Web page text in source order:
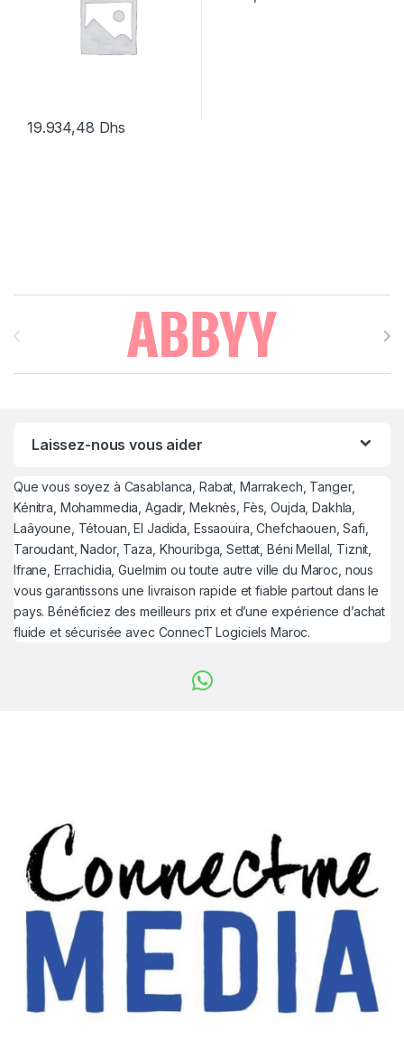
19.934,48 Dhs
Brands Carousel
Laissez-nous vous aider
Que vous soyez à Casablanca, Rabat, Marrakech, Tanger,
Kénitra, Mohammedia, Agadir, Meknès, Fès, Oujda, Dakhla,
Laâyoune, Tétouan, El Jadida, Essaouira, Chefchaouen, Safi,
Taroudant, Nador, Taza, Khouribga, Settat, Béni Mellal, Tiznit,
Ifrane, Errachidia, Guelmim ou toute autre ville du Maroc, nous
vous garantissons une livraison rapide et fiable partout dans le
pays. Bénéficiez des meilleurs prix et d’une expérience d’achat
fluide et sécurisée avec ConnecT Logiciels Maroc.